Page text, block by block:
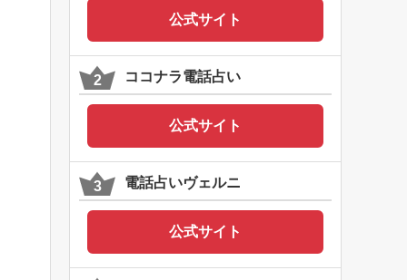
公式サイト
ココナラ電話占い
公式サイト
電話占いヴェルニ
公式サイト